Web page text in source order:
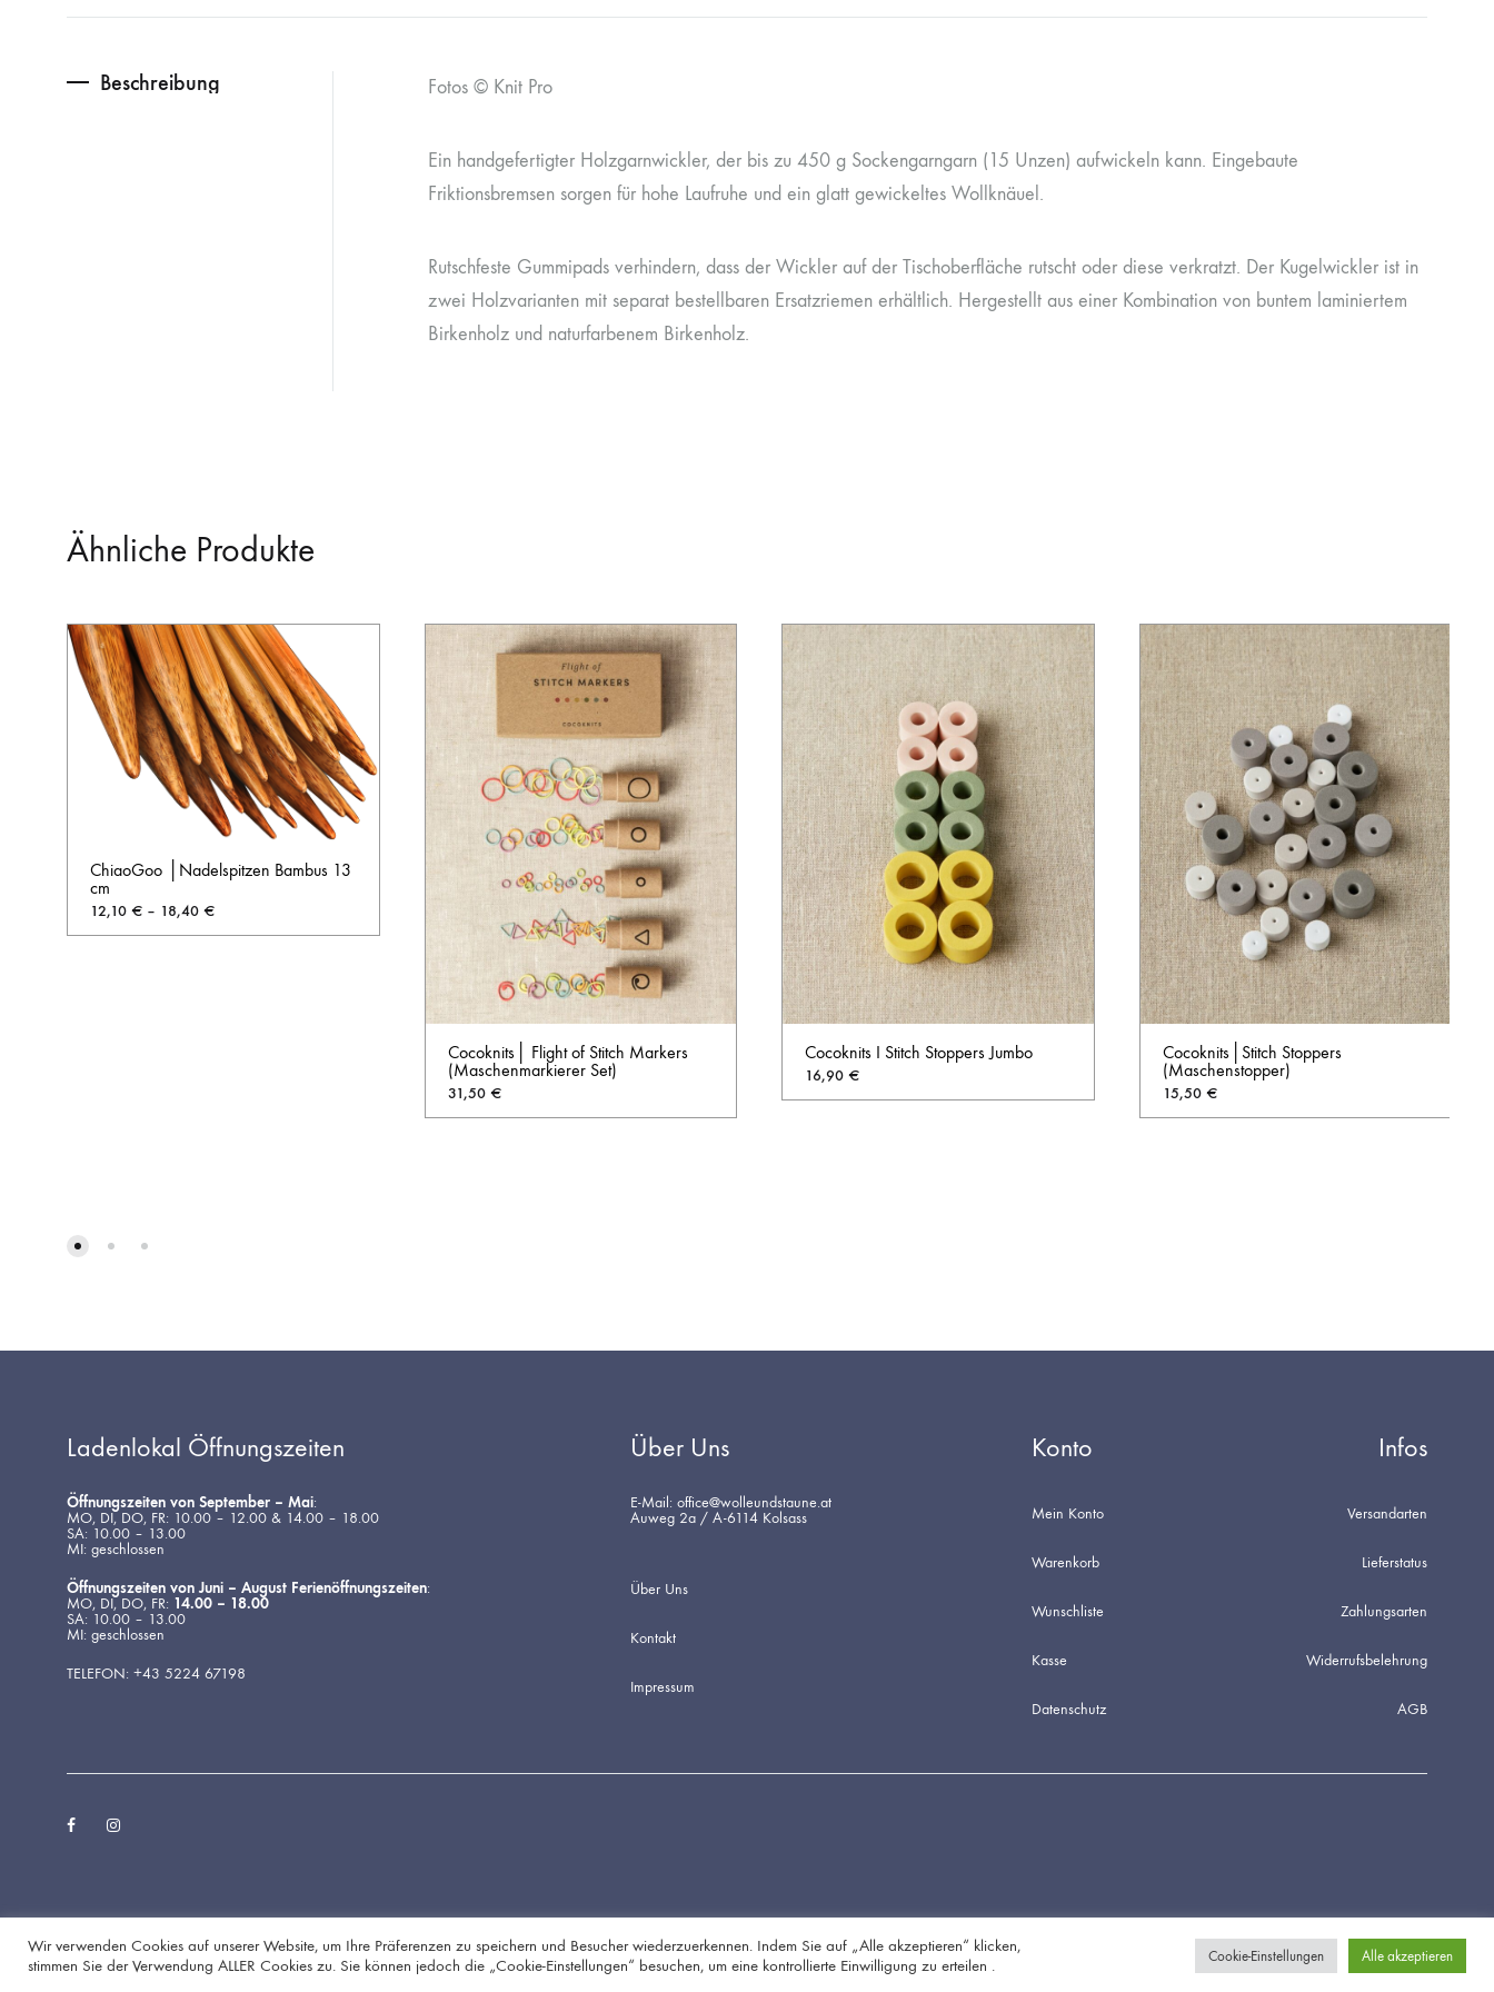
Beschreibung Fotos © Knit Pro
Ein handgefertigter Holzgarnwickler, der bis zu 450 g Sockengarngarn (15 Unzen) aufwickeln kann. Eingebaute
Friktionsbremsen sorgen für hohe Laufruhe und ein glatt gewickeltes Wollknäuel.
Rutschfeste Gummipads verhindern, dass der Wickler auf der Tischoberfläche rutscht oder diese verkratzt. Der Kugelwickler ist in
zwei Holzvarianten mit separat bestellbaren Ersatzriemen erhältlich. Hergestellt aus einer Kombination von buntem laminiertem
Birkenholz und naturfarbenem Birkenholz.
Ähnliche Produkte
ChiaoGoo │Nadelspitzen Bambus 13
cm
12,10 € – 18,40 €
Cocoknits│ Flight of Stitch Markers
(Maschenmarkierer Set)
31,50 €
Cocoknits I Stitch Stoppers Jumbo
16,90€
Cocoknits│Stitch Stoppers
(Maschenstopper)
15,50 €
Ladenlokal Öffnungszeiten
Öffnungszeiten von September – Mai:
MO, DI, DO, FR: 10.00 – 12.00 & 14.00 – 18.00
SA: 10.00 – 13.00
MI: geschlossen
Öffnungszeiten von Juni – August Ferienöffnungszeiten:
MO, DI, DO, FR: 14.00 – 18.00
SA: 10.00 – 13.00
MI: geschlossen
TELEFON: +43 5224 67198
Über Uns
E-Mail: office@wolleundstaune.at
Auweg 2a / A-6114 Kolsass
Über Uns
Kontakt
Impressum
Konto
Mein Konto
Warenkorb
Wunschliste
Kasse
Datenschutz
Infos
Versandarten
Lieferstatus
Zahlungsarten
Widerrufsbelehrung
AGB
FacebookInstagram
Wir verwenden Cookies auf unserer Website, um Ihre Präferenzen zu speichern und Besucher wiederzuerkennen. Indem Sie auf „Alle akzeptieren“ klicken,
stimmen Sie der Verwendung ALLER Cookies zu. Sie können jedoch die „Cookie-Einstellungen“ besuchen, um eine kontrollierte Einwilligung zu erteilen .
Cookie-Einstellungen Alle akzeptieren